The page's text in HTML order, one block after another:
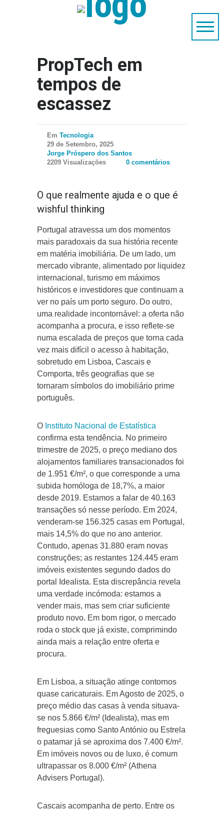
PropTech em
tempos de
escassez
Em Tecnologia
29 de Setembro, 2025
Jorge Próspero dos Santos
2209 Visualizações
0 comentários
O que realmente ajuda e o que é
wishful thinking
Portugal atravessa um dos momentos
mais paradoxais da sua história recente
em matéria imobiliária. De um lado, um
mercado vibrante, alimentado por liquidez
internacional, turismo em máximos
históricos e investidores que continuam a
ver no país um porto seguro. Do outro,
uma realidade incontornável: a oferta não
acompanha a procura, e isso reflete-se
numa escalada de preços que torna cada
vez mais difícil o acesso à habitação,
sobretudo em Lisboa, Cascais e
Comporta, três geografias que se
tornaram símbolos do imobiliário prime
português.
O Instituto Nacional de Estatística
confirma esta tendência. No primeiro
trimestre de 2025, o preço mediano dos
alojamentos familiares transacionados foi
de 1.951 €/m², o que corresponde a uma
subida homóloga de 18,7%, a maior
desde 2019. Estamos a falar de 40.163
transações só nesse período. Em 2024,
venderam-se 156.325 casas em Portugal,
mais 14,5% do que no ano anterior.
Contudo, apenas 31.880 eram novas
construções; as restantes 124.445 eram
imóveis existentes segundo dados do
portal Idealista. Esta discrepância revela
uma verdade incómoda: estamos a
vender mais, mas sem criar suficiente
produto novo. Em bom rigor, o mercado
roda o stock que já existe, comprimindo
ainda mais a relação entre oferta e
procura.
Em Lisboa, a situação atinge contornos
quase caricaturais. Em Agosto de 2025, o
preço médio das casas à venda situava-
se nos 5.866 €/m² (Idealista), mas em
freguesias como Santo António ou Estrela
o patamar já se aproxima dos 7.400 €/m².
Em imóveis novos ou de luxo, é comum
ultrapassar os 8.000 €/m² (Athena
Advisers Portugal).
Cascais acompanha de perto. Entre os